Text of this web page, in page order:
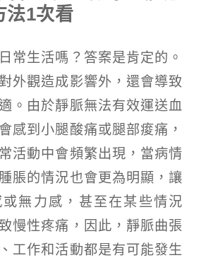
法1次看
常生活嗎？答案是肯定的。
外觀造成影響外，還會導致
。由於靜脈無法有效運送血
感到小腿酸痛或腿部痠痛，
活動中會頻繁出現，當病情
脹的情況也會更為明顯，讓
無力感，甚至在某些情況
慢性疼痛，因此，靜脈曲張
工作和活動都是有可能發生